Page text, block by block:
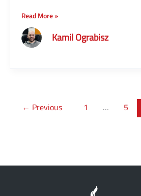
Jak
działa
custom
Read More »
Kamil Ograbisz
← Previous 1 … 5